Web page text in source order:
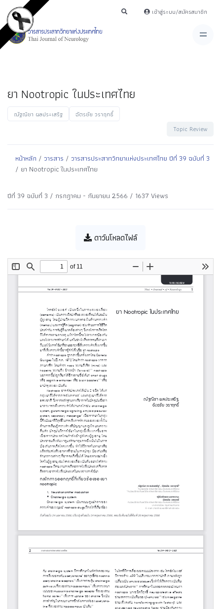
เข้าสู่ระบบ/สมัครสมาชิก
ยา Nootropic ในประเทศไทย
ณัฐณิชา ผลประเสริฐ
ฉัตรชัย วราฤทธิ์
Topic Review
หน้าหลัก / วารสาร / วารสารประสาทวิทยาแห่งประเทศไทย ปีที่ 39 ฉบับที่ 3
/ ยา Nootropic ในประเทศไทย
ปีที่ 39 ฉบับที่ 3 / กรกฎาคม - กันยายน 2566 / 1637 Views
ดาว์นโหลดไฟล์